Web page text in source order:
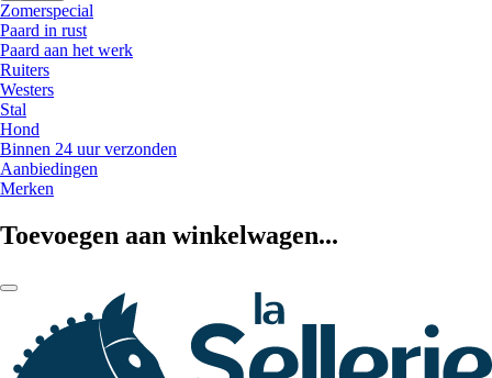
Zomerspecial
Paard in rust
Paard aan het werk
Ruiters
Westers
Stal
Hond
Binnen 24 uur verzonden
Aanbiedingen
Merken
Toevoegen aan winkelwagen...